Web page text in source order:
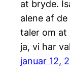
at bryde.
alene af
taler om at
ja, vi har
januar 12,